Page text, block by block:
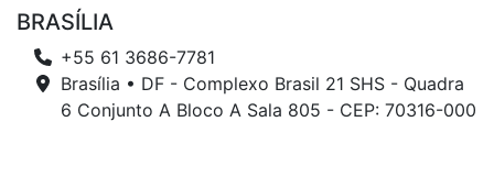
BRASÍLIA
+55 61 3686-7781
Brasília • DF - Complexo Brasil 21 SHS - Quadra
6 Conjunto A Bloco A Sala 805 - CEP: 70316-000